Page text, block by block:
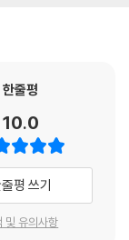
고 단 한 명의 희생
항해’를 무사히 마쳤
토대로 생생하게 증
한다. (163~166쪽
하며 사업을 하는
은 선택도 가능하지
로 빛나게 할 지속가
기업은 무엇보다
명약이 우리가 일
서 건져 올린 이 생
말로 가는 이 책을
한 번 돌아보는 계
시 사람에 대한 시선
한줄평
10.0
평 쓰기
및 유의사항